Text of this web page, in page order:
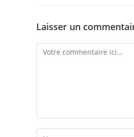
Laisser un
Comment
Enter